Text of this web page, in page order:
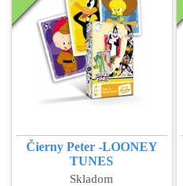
Čierny Peter -LOONEY
TUNES
Skladom